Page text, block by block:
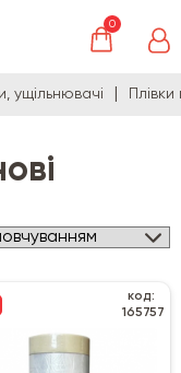
0
ущільнювачі
код:
165757